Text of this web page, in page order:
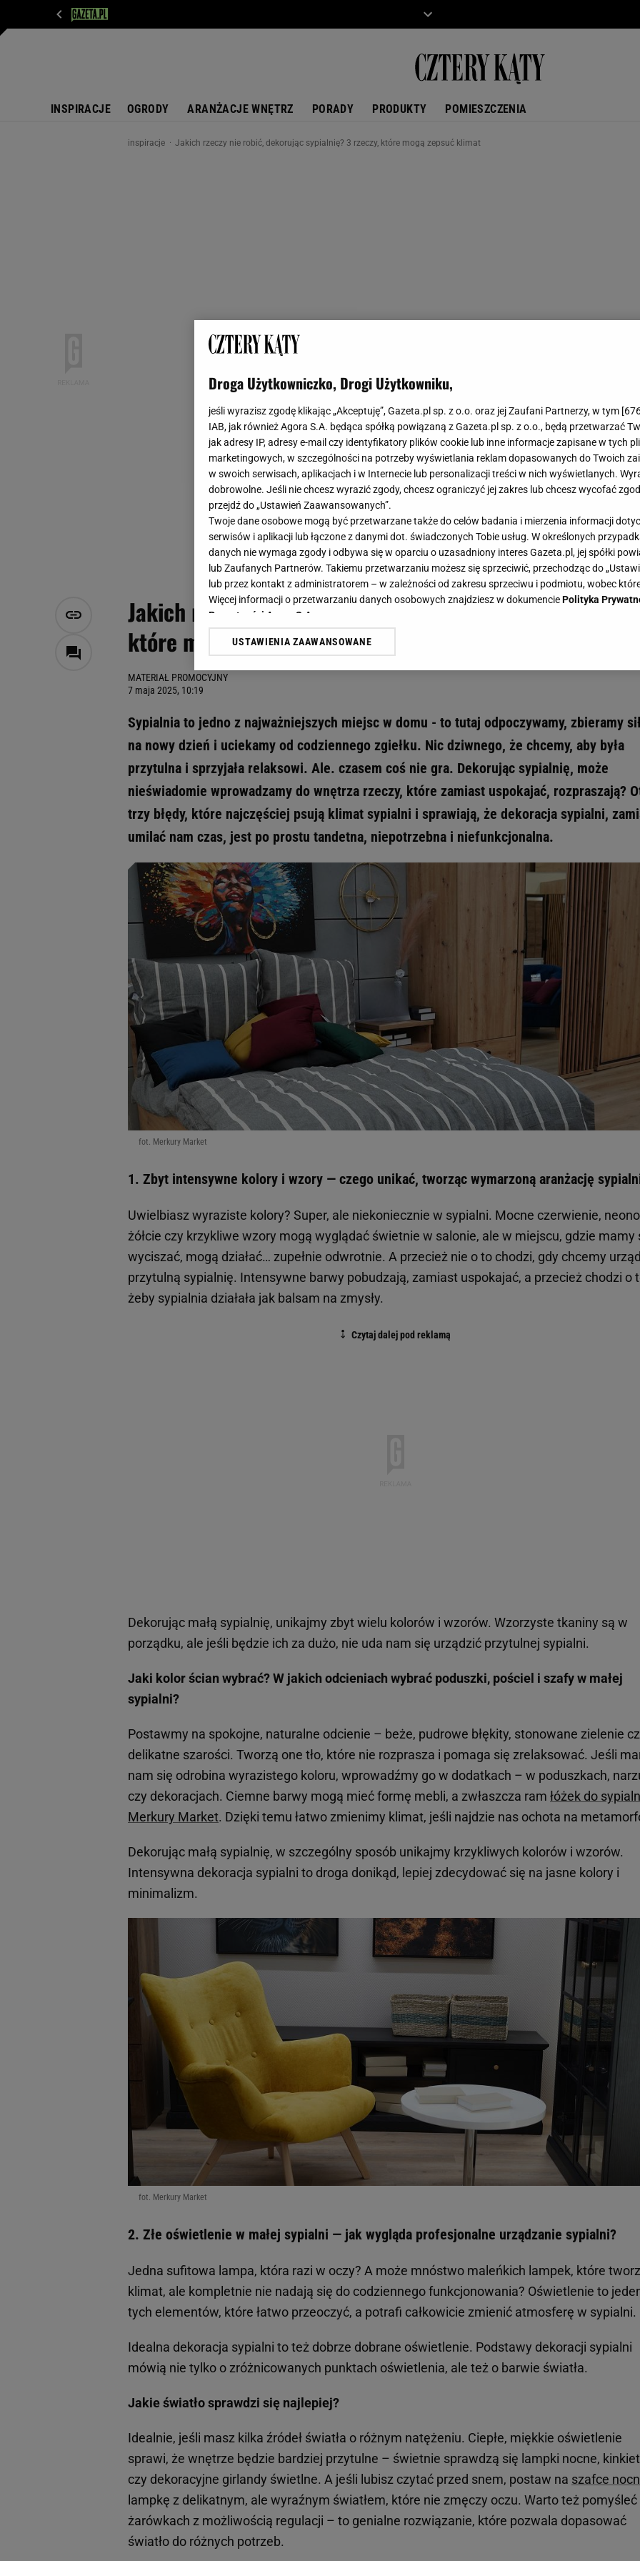
INSPIRACJE OGRODY ARANŻACJE WNĘTRZ PORADY PRODUKTY POMIESZCZENIA
inspiracje Jakich rzeczy nie robić, dekorując sypialnię? 3 rzeczy, które mogą zepsuć klimat
Jakich rzeczy nie robić, dekorując sypialnię? 3 rzeczy,
które mogą zepsuć klimat
MATERIAŁ PROMOCYJNY
7 maja 2025, 10:19
Sypialnia to jedno z najważniejszych miejsc w domu - to tutaj odpoczywamy, zbieramy
na nowy dzień i uciekamy od codziennego zgiełku. Nic dziwnego, że chcemy, aby była
przytulna i sprzyjała relaksowi. Ale. czasem coś nie gra. Dekorując sypialnię, może
nieświadomie wprowadzamy do wnętrza rzeczy, które zamiast uspokajać, rozpraszają?
trzy błędy, które najczęściej psują klimat sypialni i sprawiają, że dekoracja sypialni,
umilać nam czas, jest po prostu tandetna, niepotrzebna i niefunkcjonalna.
fot. Merkury Market
1. Zbyt intensywne kolory i wzory — czego unikać, tworząc wymarzoną aranżację
Uwielbiasz wyraziste kolory? Super, ale niekoniecznie w sypialni. Mocne czerwienie,
żółcie czy krzykliwe wzory mogą wyglądać świetnie w salonie, ale w miejscu, gdzie mamy
wyciszać, mogą działać… zupełnie odwrotnie. A przecież nie o to chodzi, gdy chcemy
przytulną sypialnię. Intensywne barwy pobudzają, zamiast uspokajać, a przecież chodzi o
żeby sypialnia działała jak balsam na zmysły.
Dekorując małą sypialnię, unikajmy zbyt wielu kolorów i wzorów. Wzorzyste tkaniny są w
porządku, ale jeśli będzie ich za dużo, nie uda nam się urządzić przytulnej sypialni.
Jaki kolor ścian wybrać? W jakich odcieniach wybrać poduszki, pościel i szafy w małej
sypialni?
Postawmy na spokojne, naturalne odcienie – beże, pudrowe błękity, stonowane zielenie
delikatne szarości. Tworzą one tło, które nie rozprasza i pomaga się zrelaksować. Jeśli
nam się odrobina wyrazistego koloru, wprowadźmy go w dodatkach – w poduszkach,
czy dekoracjach. Ciemne barwy mogą mieć formę mebli, a zwłaszcza ram łóżek do
Merkury Market. Dzięki temu łatwo zmienimy klimat, jeśli najdzie nas ochota na
Dekorując małą sypialnię, w szczególny sposób unikajmy krzykliwych kolorów i wzorów.
Intensywna dekoracja sypialni to droga donikąd, lepiej zdecydować się na jasne kolory i
minimalizm.
fot. Merkury Market
2. Złe oświetlenie w małej sypialni — jak wygląda profesjonalne urządzanie sypialni?
Jedna sufitowa lampa, która razi w oczy? A może mnóstwo maleńkich lampek, które
klimat, ale kompletnie nie nadają się do codziennego funkcjonowania? Oświetlenie to
tych elementów, które łatwo przeoczyć, a potrafi całkowicie zmienić atmosferę w sypialni.
Idealna dekoracja sypialni to też dobrze dobrane oświetlenie. Podstawy dekoracji sypialni
mówią nie tylko o zróżnicowanych punktach oświetlenia, ale też o barwie światła.
Jakie światło sprawdzi się najlepiej?
Idealnie, jeśli masz kilka źródeł światła o różnym natężeniu. Ciepłe, miękkie oświetlenie
sprawi, że wnętrze będzie bardziej przytulne – świetnie sprawdzą się lampki nocne,
czy dekoracyjne girlandy świetlne. A jeśli lubisz czytać przed snem, postaw na szafce
lampkę z delikatnym, ale wyraźnym światłem, które nie zmęczy oczu. Warto też pomyśleć
żarówkach z możliwością regulacji – to genialne rozwiązanie, które pozwala dopasować
światło do różnych potrzeb.
Droga Użytkowniczko, Drogi Użytkowniku,
jeśli wyrazisz zgodę klikając „Akceptuję”, Gazeta.pl sp. z o.o. oraz jej Zaufani Partnerzy, w tym [
IAB, jak również Agora S.A. będąca spółką powiązaną z Gazeta.pl sp. z o.o., będą przetwarzać
jak adresy IP, adresy e-mail czy identyfikatory plików cookie lub inne informacje zapisane w tych
marketingowych, w szczególności na potrzeby wyświetlania reklam dopasowanych do Twoich
w swoich serwisach, aplikacjach i w Internecie lub personalizacji treści w nich wyświetlanych.
dobrowolne. Jeśli nie chcesz wyrazić zgody, chcesz ograniczyć jej zakres lub chcesz wycofać
przejdź do „Ustawień Zaawansowanych”.
Twoje dane osobowe mogą być przetwarzane także do celów badania i mierzenia informacji
serwisów i aplikacji lub łączone z danymi dot. świadczonych Tobie usług. W określonych
danych nie wymaga zgody i odbywa się w oparciu o uzasadniony interes Gazeta.pl, jej spółki
lub Zaufanych Partnerów. Takiemu przetwarzaniu możesz się sprzeciwić, przechodząc do
lub przez kontakt z administratorem – w zależności od zakresu sprzeciwu i podmiotu, wobec
Więcej informacji o przetwarzaniu danych osobowych znajdziesz w dokumenciePolityka
Prywatności Agora S.A.
Klikając „Akceptuję” wyrażasz też zgodę na zainstalowanie i przechowywanie plików cookie
dotyczące plików cookie, wywołując narzędzie do zarządzania twoimi preferencjami dot.
My, nasi Zaufani Partnerzy i Agora S.A. możemy przetwarzać dane osobowe w następujących
Użycie dokładnych danych geolokalizacyjnych. Aktywne skanowanie charakterystyki urządzenia
Przechowywanie informacji na urządzeniu lub dostęp do nich. Spersonalizowane reklamy i treści,
badnie odbiorców i ulepszanie usług.Lista Zaufanych Partnerów
USTAWIENIA ZAAWANSOWANE